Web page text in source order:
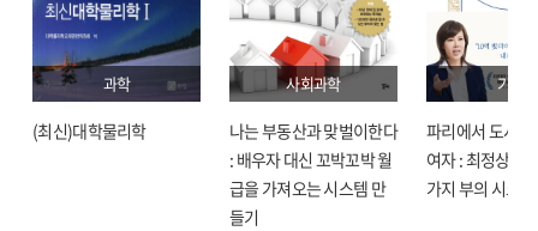
과학
(최신)대학물리학
사회과학
나는 부동산과 맞벌이한다
: 배우자 대신 꼬박꼬박 월
급을 가져오는 시스템 만
들기
기술
파리에서 도시락
여자 : 최정상으
가지 부의 시크릿